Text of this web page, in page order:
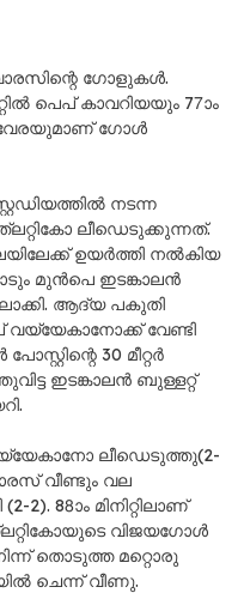
ഗോളുകൾ.
പെപ് കാവറിയയും 77ാം
ഗോൾ
നടന്ന
ലീഡെടുക്കുന്നത്.
ഉയർത്തി നൽകിയ
മുൻപെ ഇടങ്കാലൻ
ആദ്യ പകുതി
വേണ്ടി
30 മീറ്റർ
ഇടങ്കാലൻ ബുള്ളറ്റ്
വയ്യേകാനോ ലീഡെടുത്തു(2-
വീണ്ടും വല
2). 88ാം മിനിറ്റിലാണ്
വിജയഗോൾ
തൊടുത്ത മറ്റൊരു
ചെന്ന് വീണു.